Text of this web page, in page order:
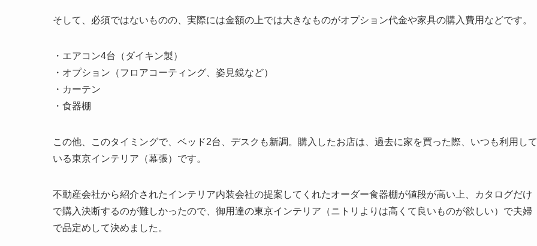
そして、必須ではないものの、実際には金額の上では大きなものがオプション代金や家具の購入費用などです。
・エアコン4台（ダイキン製）
・オプション（フロアコーティング、姿見鏡など）
・カーテン
・食器棚
この他、このタイミングで、ベッド2台、デスクも新調。購入したお店は、過去に家を買った際、いつも利用して
いる東京インテリア（幕張）です。
不動産会社から紹介されたインテリア内装会社の提案してくれたオーダー食器棚が値段が高い上、カタログだけ
で購入決断するのが難しかったので、御用達の東京インテリア（ニトリよりは高くて良いものが欲しい）で夫婦
で品定めして決めました。